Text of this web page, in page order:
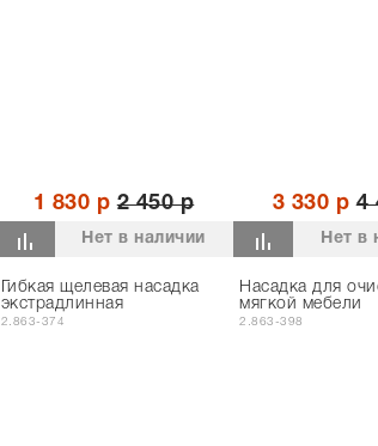
1 830 р 2 450 р
Нет в наличии
3 330 р 4
Нет в
Гибкая щелевая насадка
экстрадлинная
2.863-374
Насадка для
мягкой мебели
2.863-398